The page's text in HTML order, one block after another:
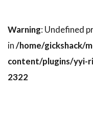
Warning: Undefined
in/home/gickshack/
content/plugins/yyi-
2322